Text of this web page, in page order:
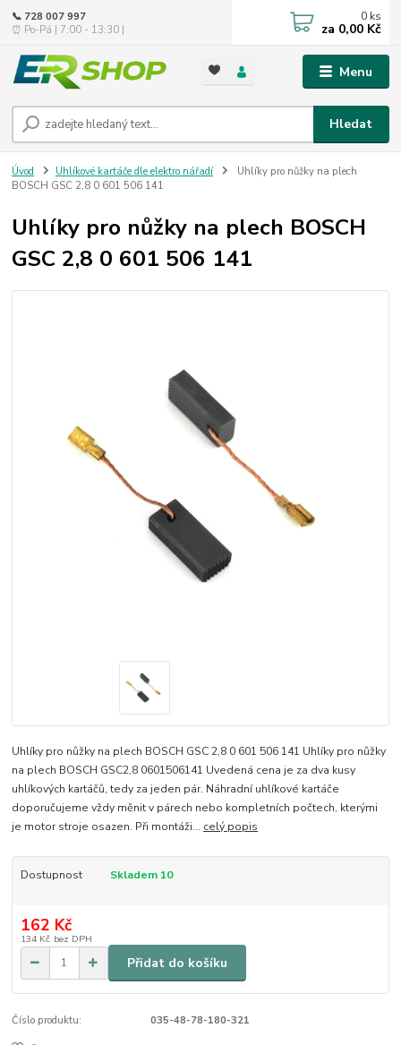
Menu
Hledat
📞 728 007 997
⏰ Po-Pá | 7:00 - 13:30 |
0 ks
za 0,00 Kč
Úvod Uhlíkové kartáče dle elektro nářadí
Uhlíky pro nůžky na plech
BOSCH GSC 2,8 0 601 506 141
Uhlíky pro nůžky na plech BOSCH
GSC 2,8 0 601 506 141
Uhlíky pro nůžky na plech BOSCH GSC 2,8 0 601 506 141 Uhlíky pro nůžky
na plech BOSCH GSC2,8 0601506141 Uvedená cena je za dva kusy
uhlíkových kartáčů, tedy za jeden pár. Náhradní uhlíkové kartáče
doporučujeme vždy měnit v párech nebo kompletních počtech, kterými
je motor stroje osazen. Při montáži... celý popis
Dostupnost Skladem 10
162 Kč
134 Kč bez DPH
Přidat do košíku
Číslo produktu: 035-48-78-180-321